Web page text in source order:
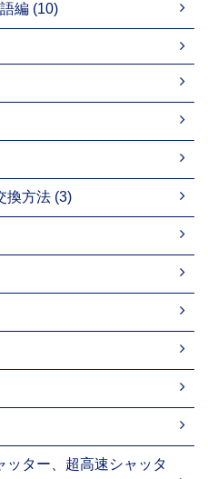
編 (10)
換方法 (3)
ッター、超高速シャッタ